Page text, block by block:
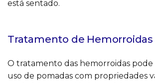
está sentado.
Tratamento de Hemorroidas
O tratamento das hemorroidas pode
uso de pomadas com propriedades